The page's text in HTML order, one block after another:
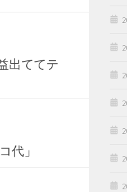
出ててテ
代」